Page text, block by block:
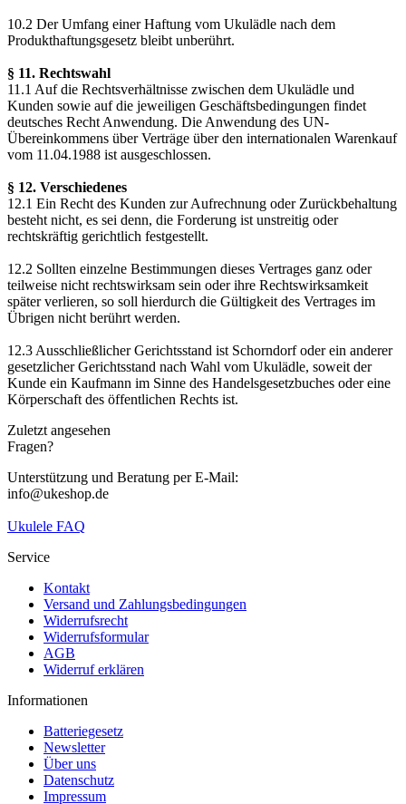
10.2 Der Umfang einer Haftung vom Ukulädle nach dem
Produkthaftungsgesetz bleibt unberührt.
§ 11. Rechtswahl
11.1 Auf die Rechtsverhältnisse zwischen dem Ukulädle und
Kunden sowie auf die jeweiligen Geschäftsbedingungen findet
deutsches Recht Anwendung. Die Anwendung des UN-
Übereinkommens über Verträge über den internationalen Warenkauf
vom 11.04.1988 ist ausgeschlossen.
§ 12. Verschiedenes
12.1 Ein Recht des Kunden zur Aufrechnung oder Zurückbehaltung
besteht nicht, es sei denn, die Forderung ist unstreitig oder
rechtskräftig gerichtlich festgestellt.
12.2 Sollten einzelne Bestimmungen dieses Vertrages ganz oder
teilweise nicht rechtswirksam sein oder ihre Rechtswirksamkeit
später verlieren, so soll hierdurch die Gültigkeit des Vertrages im
Übrigen nicht berührt werden.
12.3 Ausschließlicher Gerichtsstand ist Schorndorf oder ein anderer
gesetzlicher Gerichtsstand nach Wahl vom Ukulädle, soweit der
Kunde ein Kaufmann im Sinne des Handelsgesetzbuches oder eine
Körperschaft des öffentlichen Rechts ist.
Zuletzt angesehen
Fragen?
Unterstützung und Beratung per E-Mail:
info@ukeshop.de
Ukulele FAQ
Service
Kontakt
Versand und Zahlungsbedingungen
Widerrufsrecht
Widerrufsformular
AGB
Widerruf erklären
Informationen
Batteriegesetz
Newsletter
Über uns
Datenschutz
Impressum